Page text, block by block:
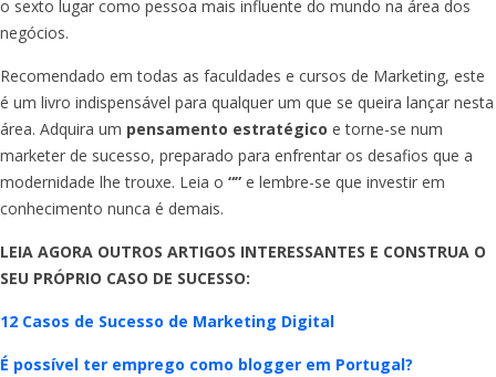
o sexto lugar como pessoa mais influente do mundo na área dos
negócios.
Recomendado em todas as faculdades e cursos de Marketing, este
é um livro indispensável para qualquer um que se queira lançar nesta
área. Adquira um pensamento estratégico e torne-se num
marketer de sucesso, preparado para enfrentar os desafios que a
modernidade lhe trouxe. Leia o “” e lembre-se que investir em
conhecimento nunca é demais.
LEIA AGORA OUTROS ARTIGOS INTERESSANTES E CONSTRUA O
SEU PRÓPRIO CASO DE SUCESSO:
12 Casos de Sucesso de Marketing Digital
É possível ter emprego como blogger em Portugal?